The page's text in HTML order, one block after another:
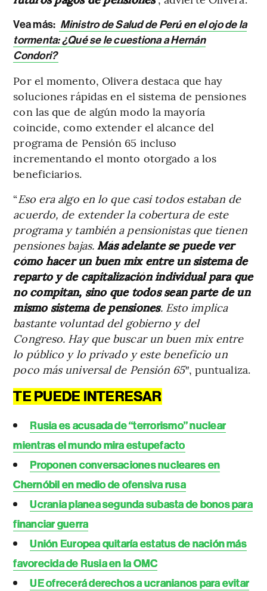
Vea más: Ministro de Salud de Perú en el ojo de la
tormenta: ¿Qué se le cuestiona a Hernán
Condori?
Por el momento, Olivera destaca que hay
soluciones rápidas en el sistema de pensiones
con las que de algún modo la mayoría
coincide, como extender el alcance del
programa de Pensión 65 incluso
incrementando el monto otorgado a los
beneficiarios.
“Eso era algo en lo que casi todos estaban de
acuerdo, de extender la cobertura de este
programa y también a pensionistas que tienen
pensiones bajas.Más adelante se puede ver
cómo hacer un buen mix entre un sistema de
reparto y de capitalización individual para que
no compitan, sino que todos sean parte de un
mismo sistema de pensiones. Esto implica
bastante voluntad del gobierno y del
Congreso. Hay que buscar un buen mix entre
lo público y lo privado y este beneficio un
poco más universal de Pensión 65″, puntualiza.
TE PUEDE INTERESAR
Rusia es acusada de “terrorismo” nuclear
mientras el mundo mira estupefacto
Proponen conversaciones nucleares en
Chernóbil en medio de ofensiva rusa
Ucrania planea segunda subasta de bonos para
financiar guerra
Unión Europea quitaría estatus de nación más
favorecida de Rusia en la OMC
UE ofrecerá derechos a ucranianos para evitar